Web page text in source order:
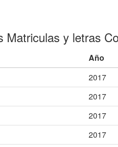
Matriculas y letras
Año
2017
2017
2017
2017